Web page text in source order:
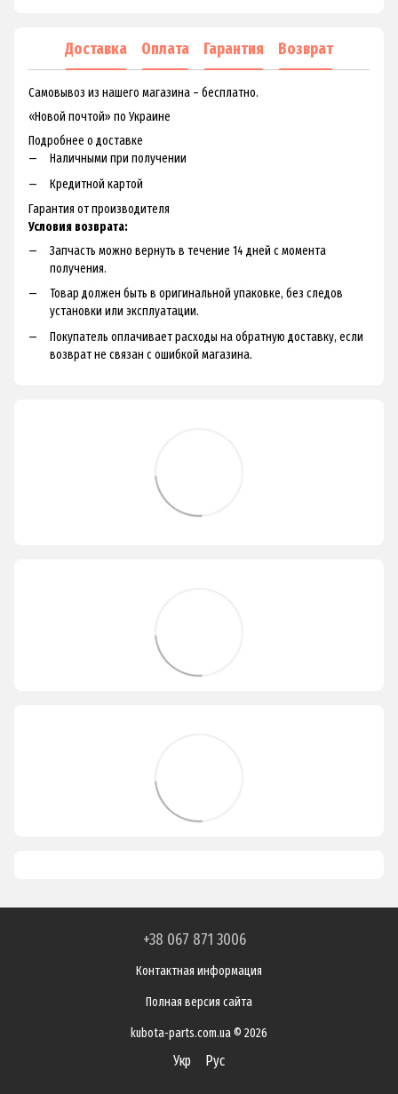
Доставка Оплата Гарантия Возврат
Самовывоз из нашего магазина – бесплатно.
«Новой почтой» по Украине
Подробнее о доставке
Наличными при получении
Кредитной картой
Гарантия от производителя
Условия возврата:
Запчасть можно вернуть в течение 14 дней с момента
получения.
Товар должен быть в оригинальной упаковке, без следов
установки или эксплуатации.
Покупатель оплачивает расходы на обратную доставку, если
возврат не связан с ошибкой магазина.
+38 067 871 3006
Контактная информация
Полная версия сайта
kubota-parts.com.ua © 2026
Укр Рус